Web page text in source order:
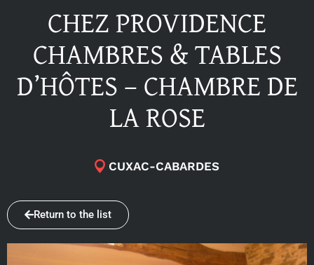
CHEZ PROVIDENCE
CHAMBRES & TABLES
D’HÔTES – CHAMBRE DE
LA ROSE
CUXAC-CABARDES
Return to the list